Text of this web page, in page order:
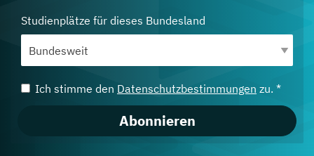
Studienplätze für dieses Bundesland
Ich stimme den Datenschutzbestimmungen zu. *
Abonnieren